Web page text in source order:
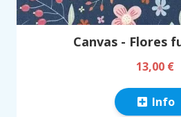
Canvas - Flores
13,00 €
Info